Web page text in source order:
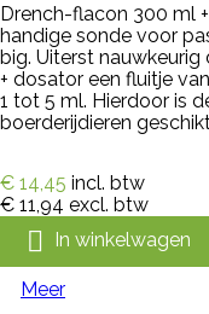
Drench-flacon 300 ml
handige sonde voor
big. Uiterst
+ dosator een fluitje
1 tot 5 ml. Hierdoor is
boerderijdieren
€ 14,45 incl. btw
€ 11,94 excl. btw
 In winkelwagen
Meer